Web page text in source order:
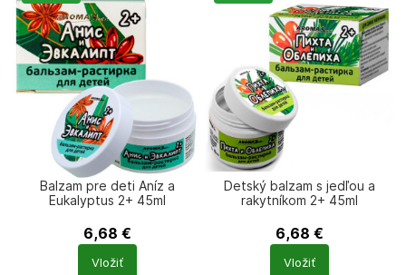
Balzam pre deti Aníz a
Eukalyptus 2+ 45ml
6,68 €
Počet
produktů
Vložiť
Detský balzam s jedľou a
rakytníkom 2+ 45ml
6,68 €
Počet
produktů
Vložiť